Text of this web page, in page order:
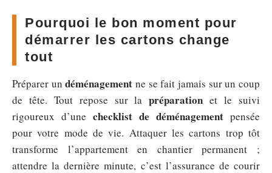
Pourquoi le bon moment pour
démarrer les cartons change
tout
Préparer undéménagement ne se fait jamais sur un coup
de tête. Tout repose sur lapréparation et le suivi
rigoureux d’une checklist de déménagement pensée
pour votre mode de vie. Attaquer les cartons trop tôt
transforme l’appartement en chantier permanent ;
attendre la dernière minute, c’est l’assurance de courir